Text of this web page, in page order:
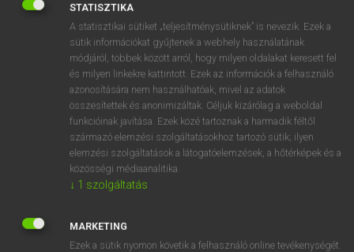
beszél
szól
tud
felszólal
→spoke ige (Past)
→speaking ige (Present Participle)
→spoken ige (Past Participle)
STATISZTIKA
A statisztikai sütiket „teljesítménysütiknek” is nevezik. Ezek a
sütik információkat gyűjtenek a webhely használatának
módjáról, többek között arról, hogy milyen oldalakat keresett fel
és milyen linkekre kattintott. Ezek az információk a felhasználó
azonosítására nem használhatóak, mivel az adatok
összesítettek és anonimizáltak. Céljuk kizárólag a weboldal
funkcióinak javítása. Ezek közé tartoznak a harmadik féltől
származó elemzési szolgáltatásokhoz tartozó sütik; ilyen
elemzési szolgáltatások a látogatóelemzések, a hőtérképek és a
közösségi médiaanalitika.
↓ 1 szolgáltatás
MARKETING
Ezek a sütik nyomon követik a felhasználó online tevékenységét.
j k
n m , . - AltGr